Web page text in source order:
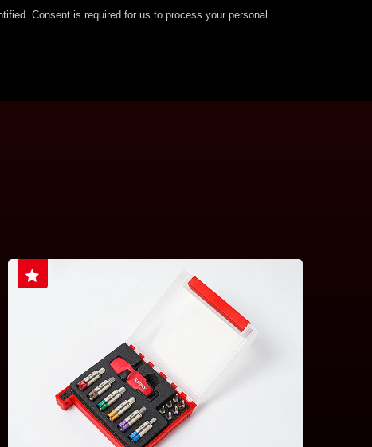
Consent is required for us to process your personal